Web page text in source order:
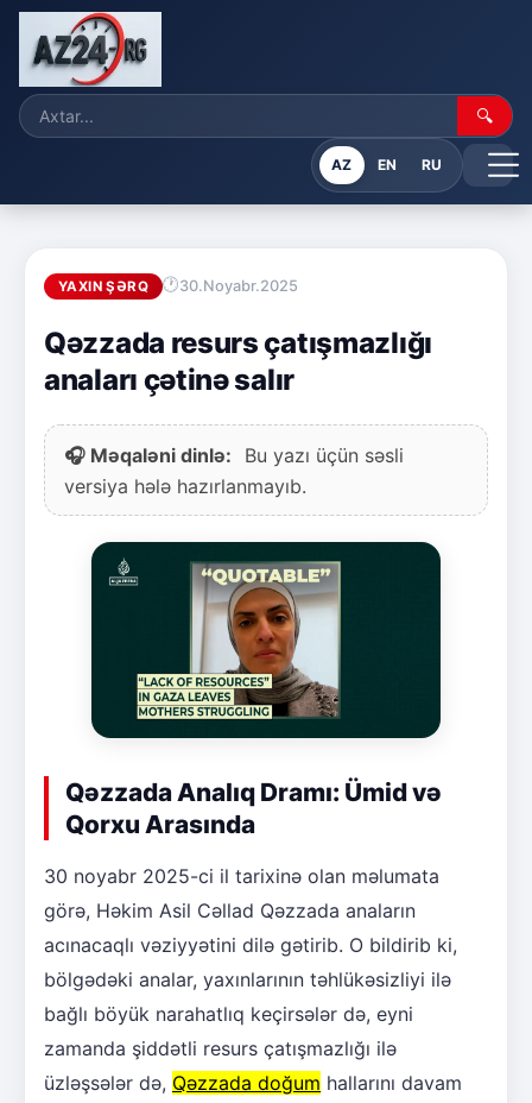
🔍
AZ EN RU
YAXIN ŞƏRQ 30.Noyabr.2025
Qəzzada resurs çatışmazlığı
anaları çətinə salır
🎧 Məqaləni dinlə:
Bu yazı üçün səsli
versiya hələ hazırlanmayıb.
Qəzzada Analıq Dramı: Ümid və
Qorxu Arasında
30 noyabr 2025-ci il tarixinə olan məlumata
görə, Həkim Asil Cəllad Qəzzada anaların
acınacaqlı vəziyyətini dilə gətirib. O bildirib ki,
bölgədəki analar, yaxınlarının təhlükəsizliyi ilə
bağlı böyük narahatlıq keçirsələr də, eyni
zamanda şiddətli resurs çatışmazlığı ilə
üzləşsələr də, Qəzzada doğum hallarını davam